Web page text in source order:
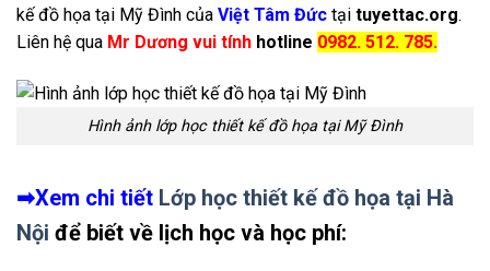
kế đồ họa tại Mỹ Đình của Việt Tâm Đức tại tuyettac.org.
Liên hệ qua Mr Dương vui tính hotline 0982. 512. 785.
Hình ảnh lớp học thiết kế đồ họa tại Mỹ Đình
➡Xem chi tiết Lớp học thiết kế đồ họa tại Hà
Nội để biết về lịch học và học phí: